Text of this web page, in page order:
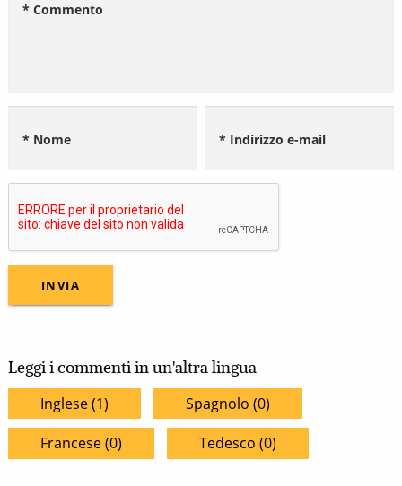
* Commento
* Nome * Indirizzo e-mail
Leggi i commenti in un'altra lingua
Inglese (1) Spagnolo (0)
Francese (0) Tedesco (0)